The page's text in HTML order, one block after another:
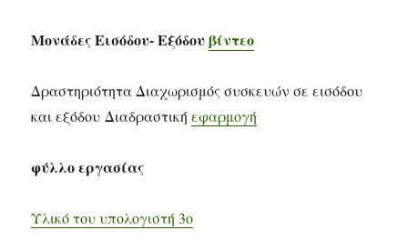
Μονάδες Εισόδου- Εξόδουβίντεο
Δραστηριότητα Διαχωρισμός συσκευών σε εισόδου
και εξόδου Διαδραστικήεφαρμογή
φύλλο εργασίας
Υλικό του υπολογιστή 3ο